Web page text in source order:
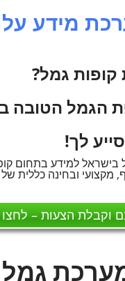
מידע
קופות גמל?
הגמל הטובה
לך!
בישראל למידע בתחום
מקצועי ובחינה כללית
וקבלת הצעות –